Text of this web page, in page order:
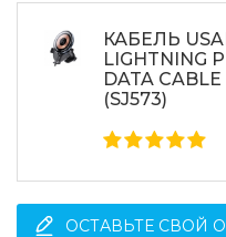
Преимущества:
устройство легко
быстрая и
КАБЕЛЬ
LIGHTNING
DATA CABLE
(SJ573)
ОСТАВЬТЕ СВОЙ